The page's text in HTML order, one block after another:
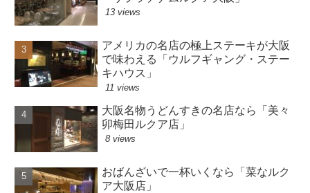
13 views
アメリカの名店の極上ステーキが大阪
で味わえる「ウルフギャング・ステー
キハウス」
11 views
大阪名物うどんすきの名店なら「美々
卯梅田ルクア店」
8 views
おばんざいで一杯いくなら「菜なルク
ア大阪店」